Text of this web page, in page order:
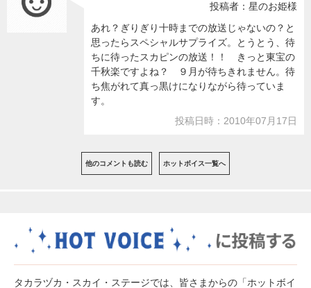
投稿者：星のお姫様
あれ？ぎりぎり十時までの放送じゃないの？と
思ったらスペシャルサプライズ。とうとう、待
ちに待ったスカピンの放送！！ きっと東宝の
千秋楽ですよね？ ９月が待ちきれません。待
ち焦がれて真っ黒けになりながら待っていま
す。
投稿日時：2010年07月17日
他のコメントも読む ホットボイス一覧へ
タカラヅカ・スカイ・ステージでは、皆さまからの「ホットボイ